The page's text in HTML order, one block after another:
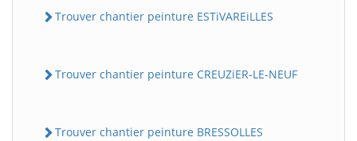
Trouver chantier peinture ESTiVAREiLLES
Trouver chantier peinture CREUZiER-LE-NEUF
Trouver chantier peinture BRESSOLLES